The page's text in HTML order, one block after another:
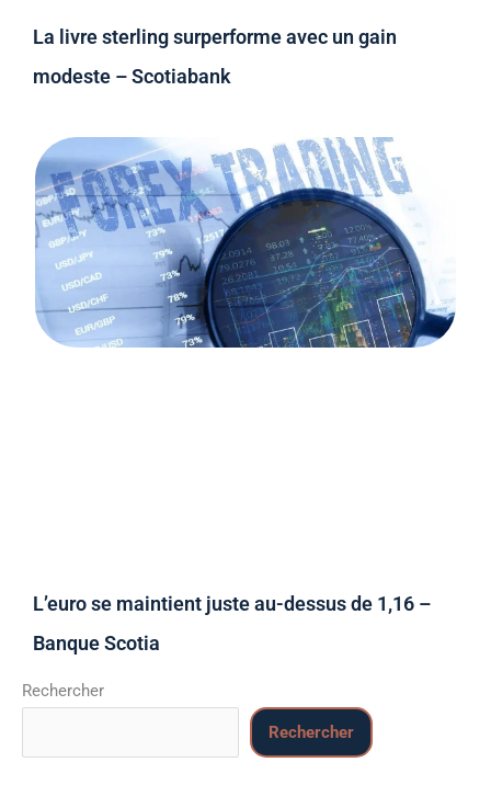
La livre sterling surperforme avec un gain
modeste – Scotiabank
L’euro se maintient juste au-dessus de 1,16 –
Banque Scotia
Rechercher
Rechercher